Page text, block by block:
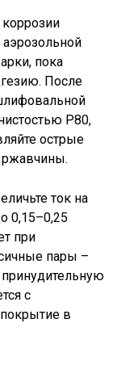
аэрозольной
пока
После
P80,
острые
ржавчины.
ток на
0,15–0,25
при
пары –
принудительную
с
в